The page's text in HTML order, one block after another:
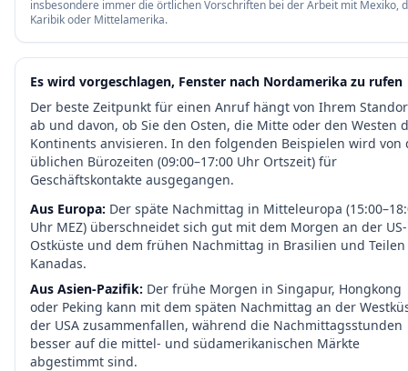
insbesondere immer die örtlichen Vorschriften bei der Arbeit mit Mexiko,
Karibik oder Mittelamerika.
Es wird vorgeschlagen, Fenster nach Nordamerika zu rufen
Der beste Zeitpunkt für einen Anruf hängt von Ihrem
ab und davon, ob Sie den Osten, die Mitte oder den Westen
Kontinents anvisieren. In den folgenden Beispielen wird von
üblichen Bürozeiten (09:00–17:00 Uhr Ortszeit) für
Geschäftskontakte ausgegangen.
Aus Europa: Der späte Nachmittag in Mitteleuropa
Uhr MEZ) überschneidet sich gut mit dem Morgen an der US-
Ostküste und dem frühen Nachmittag in Brasilien und Teilen
Kanadas.
Aus Asien-Pazifik: Der frühe Morgen in Singapur, Hongkong
oder Peking kann mit dem späten Nachmittag an der
der USA zusammenfallen, während die Nachmittagsstunden
besser auf die mittel- und südamerikanischen Märkte
abgestimmt sind.